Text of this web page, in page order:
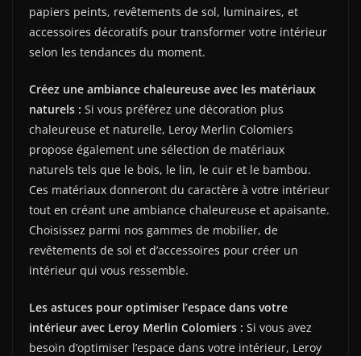
papiers peints, revêtements de sol, luminaires, et
accessoires décoratifs pour transformer votre intérieur
selon les tendances du moment.
Créez une ambiance chaleureuse avec les matériaux
naturels : Si vous préférez une décoration plus
chaleureuse et naturelle, Leroy Merlin Colomiers
propose également une sélection de matériaux
naturels tels que le bois, le lin, le cuir et le bambou.
Ces matériaux donneront du caractère à votre intérieur
tout en créant une ambiance chaleureuse et apaisante.
Choisissez parmi nos gammes de mobilier, de
revêtements de sol et d’accessoires pour créer un
intérieur qui vous ressemble.
Les astuces pour optimiser l’espace dans votre
intérieur avec Leroy Merlin Colomiers : Si vous avez
besoin d’optimiser l’espace dans votre intérieur, Leroy